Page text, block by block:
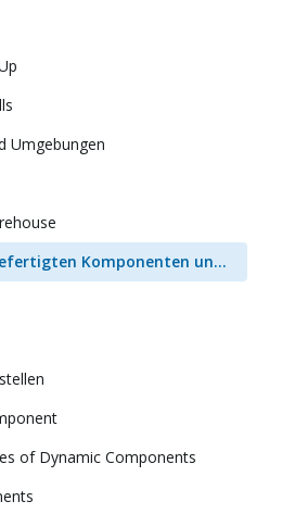
Umgebungen
Hinzufügen von vorgefertigten Komponenten und dynamischen Komponenten
of Dynamic Components